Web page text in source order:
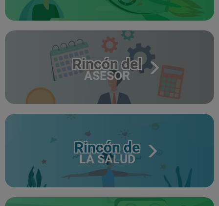
Rincón del
ASESOR
Rincón de
LA SALUD